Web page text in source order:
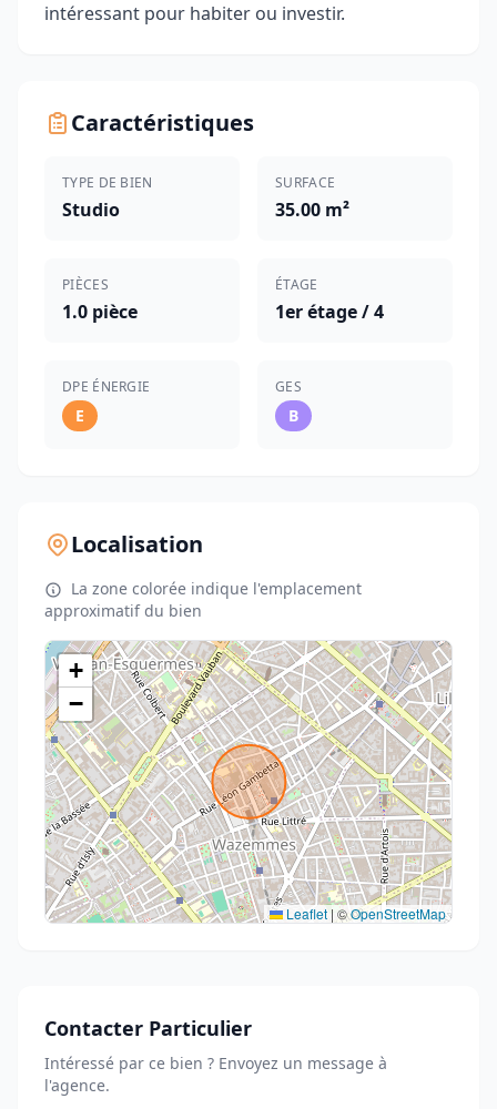
intéressant pour habiter ou investir.
Caractéristiques
TYPE DE BIEN
Studio
SURFACE
35.00 m²
PIÈCES
1.0 pièce
ÉTAGE
1er étage / 4
DPE ÉNERGIE
E
GES
B
Localisation
La zone colorée indique l'emplacement
approximatif du bien
+
−
Leaflet | ©OpenStreetMap
Contacter Particulier
Intéressé par ce bien ? Envoyez un message à
l'agence.